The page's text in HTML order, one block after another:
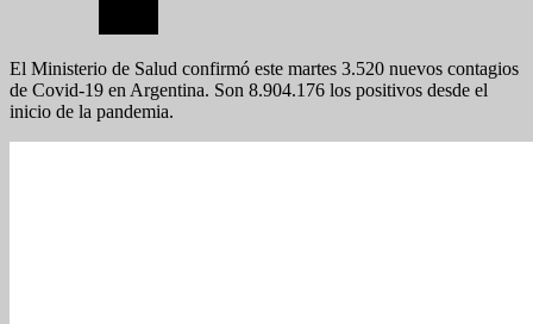
El Ministerio de Salud confirmó este martes 3.520 nuevos contagios
de Covid-19 en Argentina. Son 8.904.176 los positivos desde el
inicio de la pandemia.